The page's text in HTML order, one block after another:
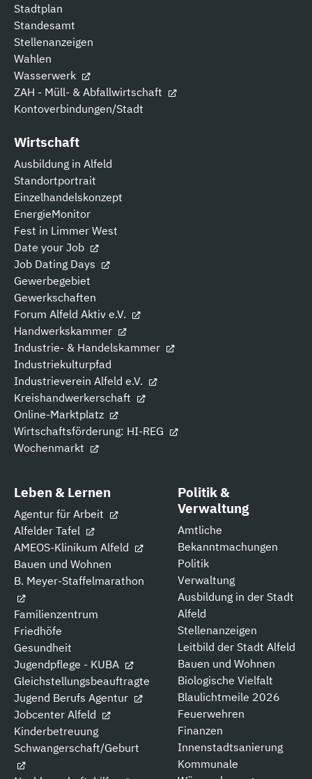
Stadtplan
Standesamt
Stellenanzeigen
Wahlen
Wasserwerk
ZAH - Müll- & Abfallwirtschaft
Kontoverbindungen/Stadt
Wirtschaft
Ausbildung in Alfeld
Standortportrait
Einzelhandelskonzept
EnergieMonitor
Fest in Limmer West
Date your Job
Job Dating Days
Gewerbegebiet
Gewerkschaften
Forum Alfeld Aktiv e.V.
Handwerkskammer
Industrie- & Handelskammer
Industriekulturpfad
Industrieverein Alfeld e.V.
Kreishandwerkerschaft
Online-Marktplatz
Wirtschaftsförderung: HI-REG
Wochenmarkt
Leben & Lernen
Agentur für Arbeit
Alfelder Tafel
AMEOS-Klinikum Alfeld
Bauen und Wohnen
B. Meyer-Staffelmarathon
Familienzentrum
Friedhöfe
Gesundheit
Jugendpflege - KUBA
Gleichstellungsbeauftragte
Jugend Berufs Agentur
Jobcenter Alfeld
Kinderbetreuung
Schwangerschaft/Geburt
Politik &
Verwaltung
Amtliche
Bekanntmachungen
Politik
Verwaltung
Ausbildung in der Stadt
Alfeld
Stellenanzeigen
Leitbild der Stadt Alfeld
Bauen und Wohnen
Biologische Vielfalt
Blaulichtmeile 2026
Feuerwehren
Finanzen
Innenstadtsanierung
Kommunale